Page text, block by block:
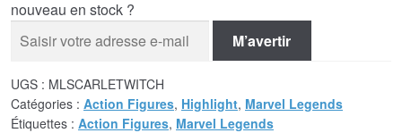
nouveau en stock ?
M’avertir
UGS : MLSCARLETWITCH
Catégories : Action Figures, Highlight, Marvel Legends
Étiquettes : Action Figures, Marvel Legends